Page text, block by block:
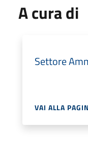
A cura di
Settore
VAI ALLA